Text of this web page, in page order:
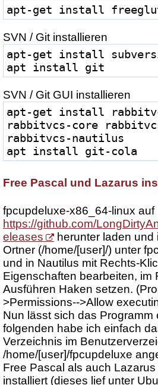
apt-get install
SVN / Git installieren
apt-get install
apt install git
SVN / Git GUI installieren
apt-get install
rabbitvcs-core
rabbitvcs-nautilus
apt install git-cola
Free Pascal und Lazarus
fpcupdeluxe-x86_64-linux auf
https://github.com/
eleases
herunter laden
Ortner (/home/[user]/) unter
und in Nautilus mit Rechts-
Eigenschaften bearbeiten, im
Ausführen Haken setzen.
>Permissions-->Allow
Nun lässt sich das Programm
folgenden habe ich einfach
Verzeichnis im
/home/[user]/fpcupdeluxe
Free Pascal als auch
installiert (dieses lief unter